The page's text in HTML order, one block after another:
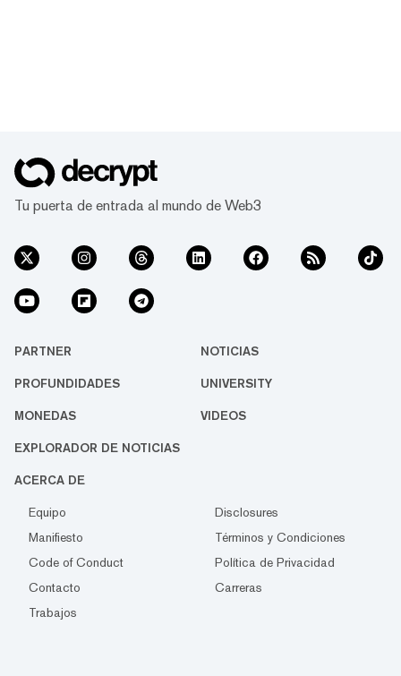
Tu puerta de entrada al mundo de Web3
PARTNER NOTICIAS
PROFUNDIDADES UNIVERSITY
MONEDAS VIDEOS
EXPLORADOR DE NOTICIAS
ACERCA DE
Equipo
Disclosures
Manifiesto
Términos y Condiciones
Code of Conduct
Política de Privacidad
Contacto
Carreras
Trabajos